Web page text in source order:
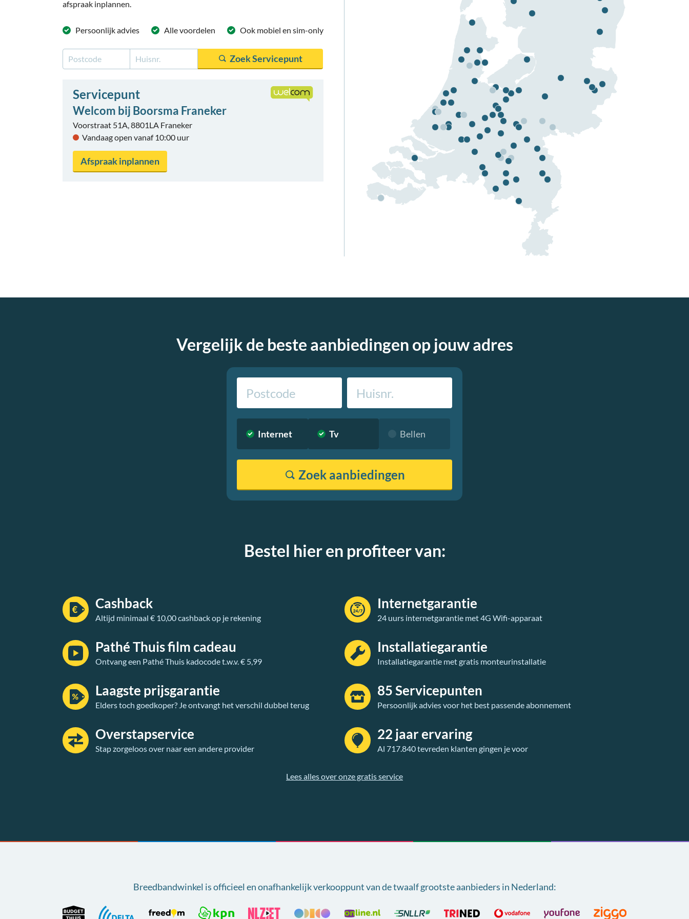
afspraak inplannen.
Persoonlijkadvies Allevoordelen Ook mobiel en sim-only
Servicepunt
Welcom bij Boorsma Franeker
Voorstraat 51A, 8801LA Franeker
Vandaag open vanaf 10:00 uur
Afspraak inplannen
Vergelijk de beste aanbiedingen op jouw adres
Internet Tv Bellen
Zoek aanbiedingen
Bestel hier en profiteer van:
Cashback
Altijd minimaal € 10,00 cashback op je rekening
Pathé Thuis film cadeau
Ontvang een Pathé Thuis kadocode t.w.v. € 5,99
Laagste prijsgarantie
Elders toch goedkoper? Je ontvangt het verschil dubbel terug
Overstapservice
Stap zorgeloos over naar een andere provider
Internetgarantie
24 uurs internetgarantie met 4G Wifi-apparaat
Installatiegarantie
Installatiegarantie met gratis monteurinstallatie
85 Servicepunten
Persoonlijk advies voor het best passende abonnement
22 jaar ervaring
Al 717.840 tevreden klanten gingen je voor
Lees alles over onze gratis service
Breedbandwinkel is officieel en onafhankelijk verkooppunt vande twaalf grootste aanbieders in Nederland: